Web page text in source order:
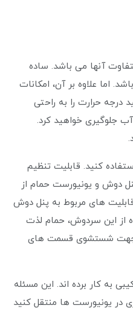
آنها می باشد. ساده
اما علاوه بر آن، امکانات
حرارت را به راحتی
جلوگیری خواهید کرد.
کنید. قابلیت تنظیم
دوش و یونیورست حمام از
قابلیت های مربوط به پنل دوش
از این سردوش، حمام لذت
جهت شستشوی قسمت های
به کار برده اند. این مسئله
در یونیورست ها منتقل کنید